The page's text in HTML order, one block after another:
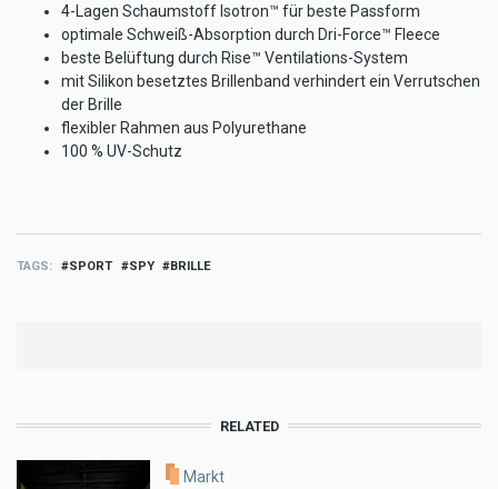
4-Lagen Schaumstoff Isotron™ für beste Passform
optimale Schweiß-Absorption durch Dri-Force™ Fleece
beste Belüftung durch Rise™ Ventilations-System
mit Silikon besetztes Brillenband verhindert ein Verrutschen
der Brille
flexibler Rahmen aus Polyurethane
100 % UV-Schutz
TAGS SPORT SPY BRILLE
RELATED
Markt